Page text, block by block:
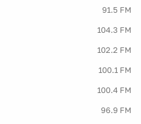
91.5 FM
104.3 FM
102.2 FM
100.1 FM
100.4 FM
96.9 FM